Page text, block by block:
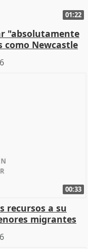
01:22
"absolutamente
como Newcastle
00:33
recursos a su
migrantes